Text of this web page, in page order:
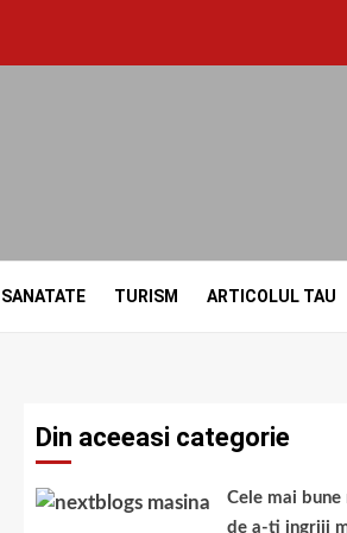
SANATATE TURISM ARTICOLUL TAU
Din aceeasi categorie
Cele mai bune
de a-ti ingriji